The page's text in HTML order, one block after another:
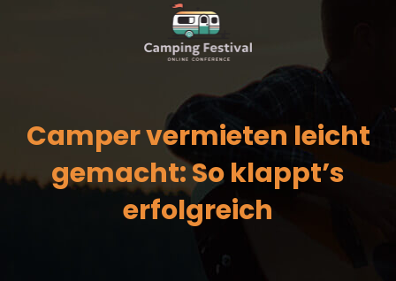
Camper vermieten leicht
gemacht: So klappt’s
erfolgreich